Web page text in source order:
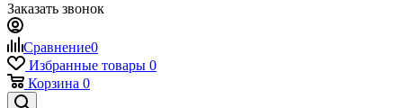
Заказать звонок
Сравнение0
Избранные товары 0
Корзина 0